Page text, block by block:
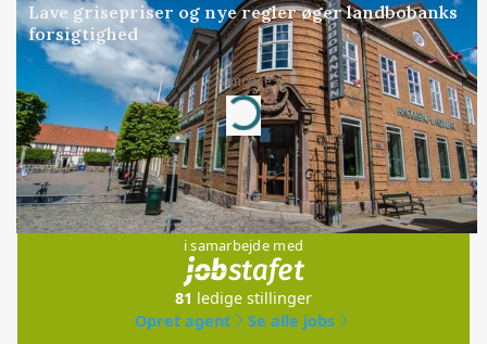
Lave grisepriser og nye regler øger landbobanks
forsigtighed
Annonce
Loading...
Jobs
i samarbejde med
81 ledige stillinger
Opret agent
Se alle jobs